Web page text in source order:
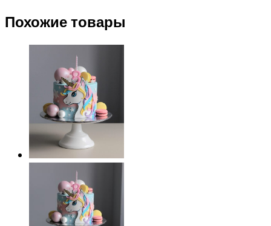
Похожие товары